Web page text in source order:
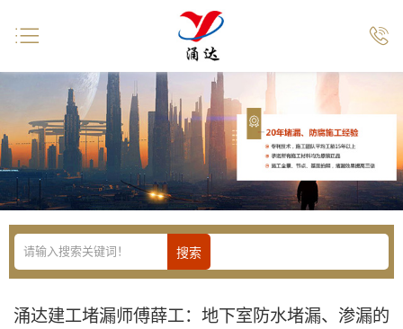
涌达建工堵漏师傅薛工：地下室防水堵漏、渗漏的
 